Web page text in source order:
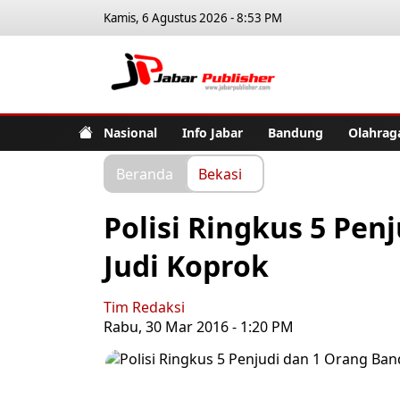
Kamis, 6 Agustus 2026 - 8:53 PM
Nasional Info Jabar Bandung
Beranda Bekasi
Polisi Ringkus 5
Judi Koprok
Tim Redaksi
Rabu, 30 Mar 2016 - 1:20 PM